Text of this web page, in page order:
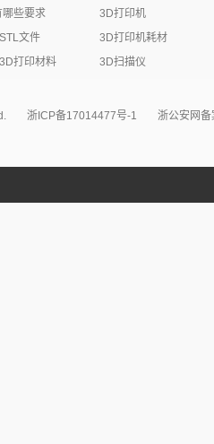
些要求
文件
打印材料
3D打印机
3D打印机耗材
3D扫描仪
浙ICP备17014477号-1 浙公安网